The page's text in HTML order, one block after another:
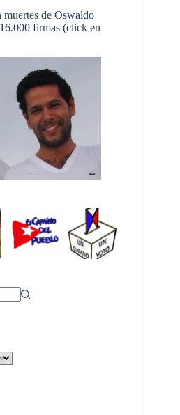
de Oswaldo
firmas (click en